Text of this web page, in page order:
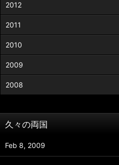
久々の両国
Feb 8, 2009
2012
2011
2010
2009
2008